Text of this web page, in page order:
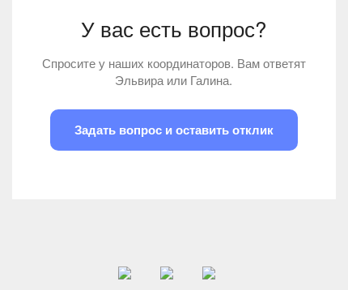
У вас есть вопрос?
Спросите у наших координаторов. Вам ответят
Эльвира или Галина.
Задать вопрос и оставить отклик